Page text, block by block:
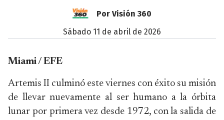
Por Visión 360
sábado 11 de abril de 2026
Miami / EFE
Artemis II culminó este viernes con éxito su misión
de llevar nuevamente al ser humano a la órbita
lunar por primera vez desde 1972, con la salida de